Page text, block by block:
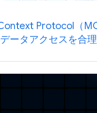
Protocol（
ータアクセスを合